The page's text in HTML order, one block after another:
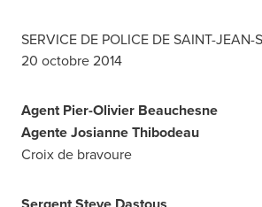
SERVICE DE POLICE DESAINT-JEAN-
20 octobre 2014
Agent Pier-Olivier Beauchesne
Agente Josianne Thibodeau
Croix debravoure